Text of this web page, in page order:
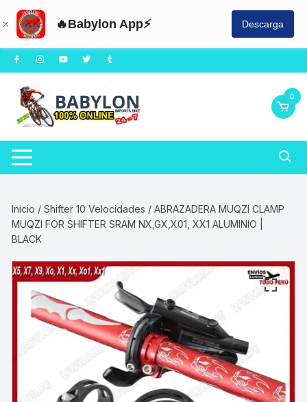
🔥Babylon App⚡ Descarga
Saltar
al
contenido
0
Inicio /Shifter 10 Velocidades / ABRAZADERA MUQZI CLAMP
MUQZI FOR SHIFTER SRAM NX,GX,X01, XX1 ALUMINIO |
BLACK